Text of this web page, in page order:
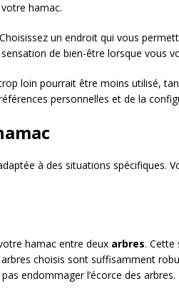
hamac.
un endroit qui vous
de bien-être lorsque vous
loin pourrait être moins utilisé,
personnelles et de la
à des situations spécifiques.
hamac entre deux arbres. Cette
choisis sont suffisamment
endommager l’écorce des arbres.